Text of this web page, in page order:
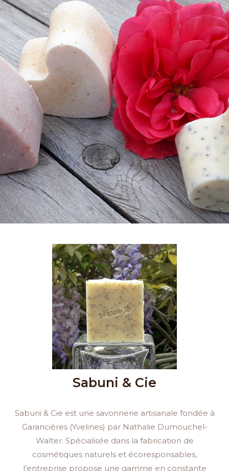
Sabuni & Cie
Sabuni & Cie est une savonnerie artisanale fondée à
Garancières (Yvelines) par Nathalie Dumouchel-
Walter. Spécialisée dans la fabrication de
cosmétiques naturels et écoresponsables,
l’entreprise propose une gamme en constante